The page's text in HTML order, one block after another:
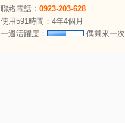
聯絡電話： 0923-203-628
使用591時間：4年4個月
一週活躍度：
偶爾來一次